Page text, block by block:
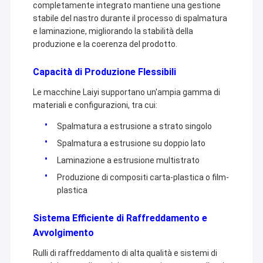
Macchina di rivestimento dell'estrusione
macchina di rivestimento di carta
Macchina del tessuto soffiata colata
completamente integrato mantiene una gestione
stabile del nastro durante il processo di spalmatura
e laminazione, migliorando la stabilità della
produzione e la coerenza del prodotto.
Capacità di Produzione Flessibili
Le macchine Laiyi supportano un'ampia gamma di
materiali e configurazioni, tra cui:
Spalmatura a estrusione a strato singolo
Spalmatura a estrusione su doppio lato
Laminazione a estrusione multistrato
Produzione di compositi carta-plastica o film-
plastica
Sistema Efficiente di Raffreddamento e
Avvolgimento
Rulli di raffreddamento di alta qualità e sistemi di
realizziamo. Sulla base della nostra esperienza nel
settore della laminazione per estrusione, insieme a più
partner, creeremo un futuro migliore attraverso soluzioni
più intelligenti, più efficienti e più affidabili.